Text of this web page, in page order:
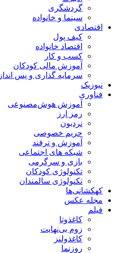
گردشگری
سینما و خانواده
اقتصادی
کیف پول
اقتصاد خانواده
کسب و کار
آموزش مالی کودکان
سرمایه گذاری و پس انداز
نیوزیک
فناوری
آموزش هوش‌مصنوعی
رمز ارز
نردبون
حریم خصوصی
آموزش و ترفند
شبکه های اجتماعی
بازی و سرگرمی
تکنولوژی کودکان
تکنولوژی سالمندان
کهکشانی‌ها
مجله عکس
فیلم
کاغذوتا
زوم بی‌نهایت
کاغذولنز
روزنما